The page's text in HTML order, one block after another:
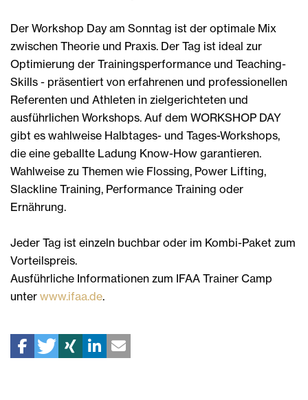
Der Workshop Day am Sonntag ist der optimale Mix
zwischen Theorie und Praxis. Der Tag ist ideal zur
Optimierung der Trainingsperformance und Teaching-
Skills - präsentiert von erfahrenen und professionellen
Referenten und Athleten in zielgerichteten und
ausführlichen Workshops. Auf dem WORKSHOP DAY
gibt es wahlweise Halbtages- und Tages-Workshops,
die eine geballte Ladung Know-How garantieren.
Wahlweise zu Themen wie Flossing, Power Lifting,
Slackline Training, Performance Training oder
Ernährung.
Jeder Tag ist einzeln buchbar oder im Kombi-Paket zum
Vorteilspreis.
Ausführliche Informationen zum IFAA Trainer Camp
unter www.ifaa.de.